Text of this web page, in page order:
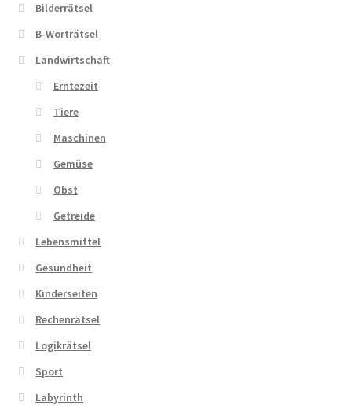
Bilderrätsel
B-Worträtsel
Landwirtschaft
Erntezeit
Tiere
Maschinen
Gemüse
Obst
Getreide
Lebensmittel
Gesundheit
Kinderseiten
Rechenrätsel
Logikrätsel
Sport
Labyrinth